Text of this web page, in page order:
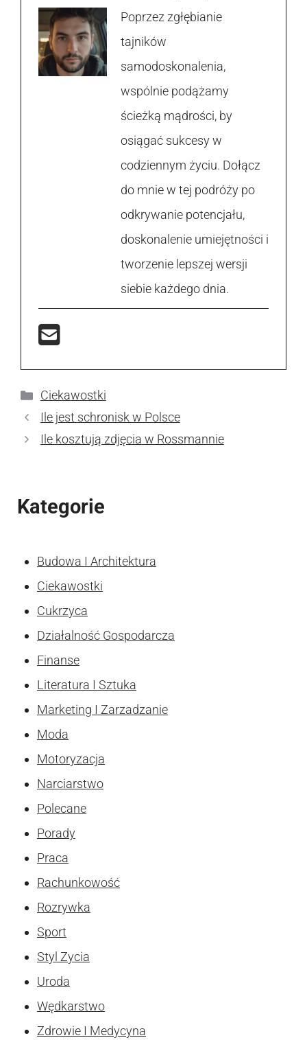
Poprzez zgłębianie
tajników
samodoskonalenia,
wspólnie podążamy
ścieżką mądrości, by
osiągać sukcesy w
codziennym życiu. Dołącz
do mnie w tej podróży po
odkrywanie potencjału,
doskonalenie umiejętności i
tworzenie lepszej wersji
siebie każdego dnia.
Kategorie
Ciekawostki
Ile jest schronisk w Polsce
Ile kosztują zdjęcia w Rossmannie
Kategorie
Budowa I Architektura
Ciekawostki
Cukrzyca
Działalność Gospodarcza
Finanse
Literatura I Sztuka
Marketing I Zarzadzanie
Moda
Motoryzacja
Narciarstwo
Polecane
Porady
Praca
Rachunkowość
Rozrywka
Sport
Styl Zycia
Uroda
Wędkarstwo
Zdrowie I Medycyna